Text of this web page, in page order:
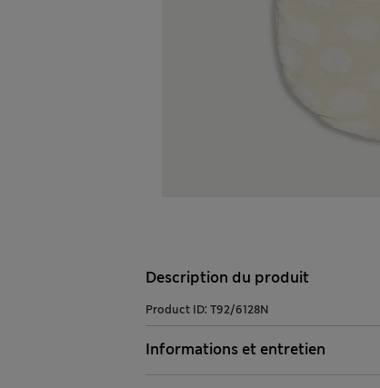
Description du produit
Product ID: T92/6128N
Informations et entretien